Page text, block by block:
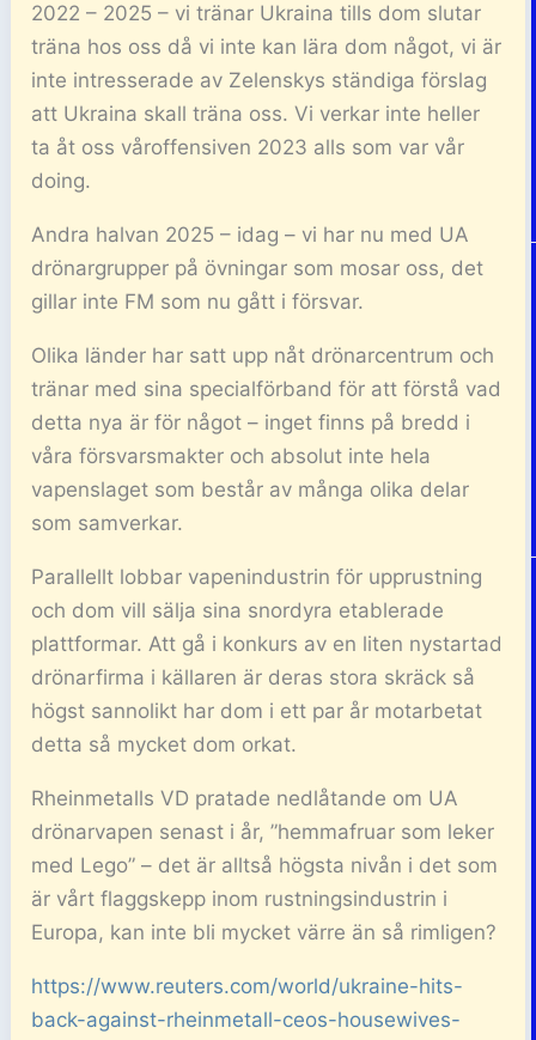
2022 – 2025 – vi tränar Ukraina tills dom slutar
träna hos oss då vi inte kan lära dom något, vi är
inte intresserade av Zelenskys ständiga förslag
att Ukraina skall träna oss. Vi verkar inte heller
ta åt oss våroffensiven 2023 alls som var vår
doing.
Andra halvan 2025 – idag – vi har nu med UA
drönargrupper på övningar som mosar oss, det
gillar inte FM som nu gått i försvar.
Olika länder har satt upp nåt drönarcentrum och
tränar med sina specialförband för att förstå vad
detta nya är för något – inget finns på bredd i
våra försvarsmakter och absolut inte hela
vapenslaget som består av många olika delar
som samverkar.
Parallellt lobbar vapenindustrin för upprustning
och dom vill sälja sina snordyra etablerade
plattformar. Att gå i konkurs av en liten nystartad
drönarfirma i källaren är deras stora skräck så
högst sannolikt har dom i ett par år motarbetat
detta så mycket dom orkat.
Rheinmetalls VD pratade nedlåtande om UA
drönarvapen senast i år, ”hemmafruar som leker
med Lego” – det är alltså högsta nivån i det som
är vårt flaggskepp inom rustningsindustrin i
Europa, kan inte bli mycket värre än så rimligen?
https://www.reuters.com/world/ukraine-hits-
back-against-rheinmetall-ceos-housewives-